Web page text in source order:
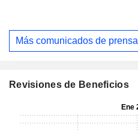
Más comunicados de prensa
Revisiones de Beneficios